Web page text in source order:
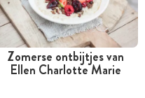
Zomerse ontbijtjes van
Ellen Charlotte Marie